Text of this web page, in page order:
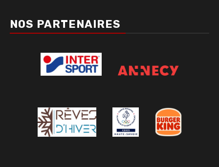
NOS PARTENAIRES